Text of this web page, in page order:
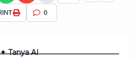
0
✦ Tanya AI